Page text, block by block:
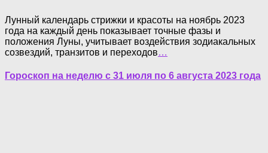
Лунный календарь стрижки и красоты на ноябрь 2023
года на каждый день показывает точные фазы и
положения Луны, учитывает воздействия зодиакальных
созвездий, транзитов и переходов…
Гороскоп на неделю с 31 июля по 6 августа 2023 года